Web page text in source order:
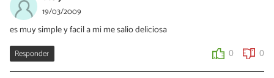
19/03/2009
es muy simple y facil a mi me salio deliciosa
Responder 0 0